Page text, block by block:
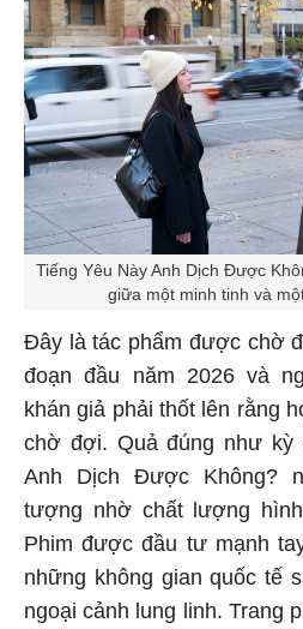
Tiếng Yêu Này Anh Dịch Được
giữa một minh tinh và
Đây là tác phẩm được chờ
đoạn đầu năm 2026 và
khán giả phải thốt lên rằng
chờ đợi. Quả đúng như kỳ
Anh Dịch Được Không?
tượng nhờ chất lượng hình
Phim được đầu tư mạnh
những không gian quốc tế
ngoại cảnh lung linh. Trang